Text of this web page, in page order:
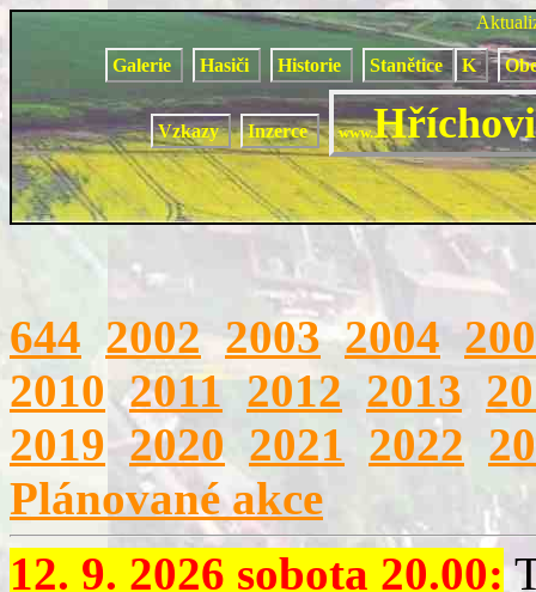
Galerie Hasiči Historie Stanětice K
Vzkazy Inzerce www.
644 2002 2003 2004
2010 2011 2012 2013
2019 2020 2021 2022
Plánované akce
12. 9. 2026 sobota 20.00: